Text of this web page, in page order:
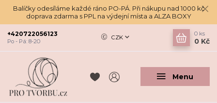
Balíčky odesíláme každé ráno PO-PÁ. Při nákupu nad 1000 kč
doprava zdarma s PPL na výdejní místa a ALZA BOXY
Menu
CZK
+420722056123
Po - Pá: 8-20
0 ks
0 Kč